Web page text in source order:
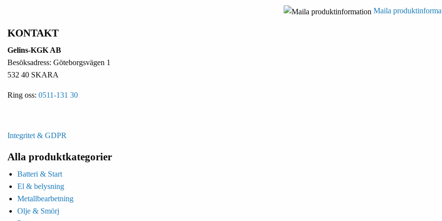
Maila
KONTAKT
Gelins-KGK AB
Besöksadress: Göteborgsvägen 1
532 40 SKARA
Ring oss: 0511-131 30
Integritet & GDPR
Alla produktkategorier
Batteri & Start
El & belysning
Metallbearbetning
Olje & Smörj